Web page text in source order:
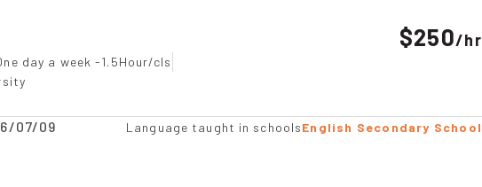
day a week -1.5Hour/cls
$250/hr
07/09 Language taught in schoolsEnglish Secondary School